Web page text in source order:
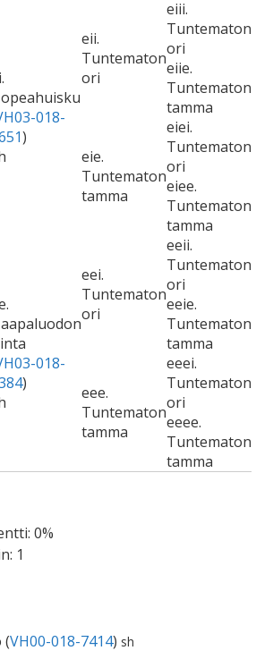
018-
)
eii.
Tuntematon
ori
eiii.
Tuntematon
ori
eiie.
Tuntematon
tamma
eie.
Tuntematon
tamma
eiei.
Tuntematon
ori
eiee.
Tuntematon
tamma
018-
)
eei.
Tuntematon
ori
eeii.
Tuntematon
ori
eeie.
Tuntematon
tamma
eee.
Tuntematon
tamma
eeei.
Tuntematon
ori
eeee.
Tuntematon
tamma
0%
1
(VH00-018-7414) sh